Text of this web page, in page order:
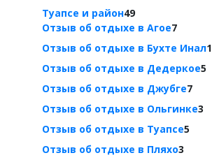
Туапсе и район49
Отзыв об отдыхе в Агое7
Отзыв об отдыхе в Бухте Инал1
Отзыв об отдыхе в Дедеркое5
Отзыв об отдыхе в Джубге7
Отзыв об отдыхе в Ольгинке3
Отзыв об отдыхе в Туапсе5
Отзыв об отдыхе в Пляхо3